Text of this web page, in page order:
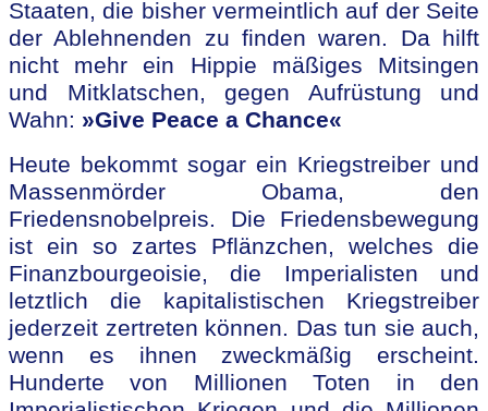
Staaten, die bisher vermeintlich auf der Seite
der Ablehnenden zu finden waren. Da hilft
nicht mehr ein Hippie mäßiges Mitsingen
und Mitklatschen, gegen Aufrüstung und
Wahn: »Give Peace a Chance«
Heute bekommt sogar ein Kriegstreiber und
Massenmörder Obama, den
Friedensnobelpreis. Die Friedensbewegung
ist ein so zartes Pflänzchen, welches die
Finanzbourgeoisie, die Imperialisten und
letztlich die kapitalistischen Kriegstreiber
jederzeit zertreten können. Das tun sie auch,
wenn es ihnen zweckmäßig erscheint.
Hunderte von Millionen Toten in den